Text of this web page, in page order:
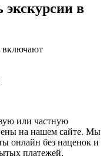
экскурсии в
включают
или частную
на нашем сайте. Мы
онлайн без наценок и
платежей.